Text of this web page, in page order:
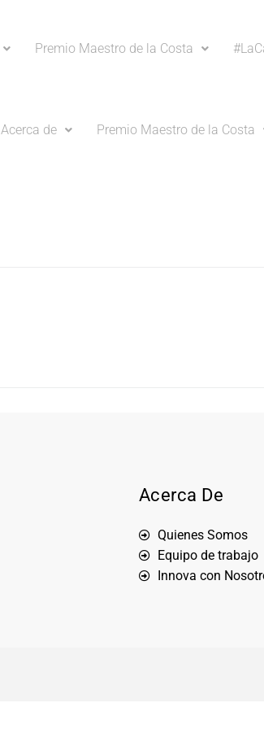
Premio Maestro de la Costa
Acerca de Premio Maestro de la Costa
Acerca De
Quienes Somos
Equipo de trabajo
Innova con